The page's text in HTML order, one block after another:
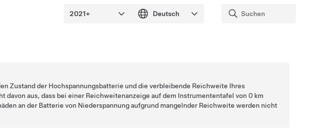
Zustand der Hochspannungsbatterie und die verbleibende Reichweite Ihres
davon aus, dass bei einer Reichweitenanzeige auf dem Instrumententafel von 0 km
an der Batterie von Niederspannungaufgrund mangelnder Reichweite werden nicht